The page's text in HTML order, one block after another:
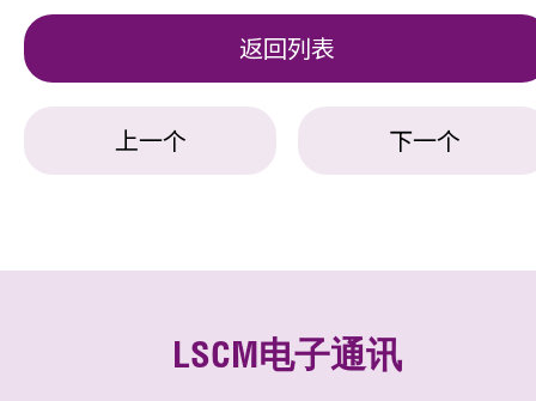
返回列表
上一个 下一个
LSCM电子通讯